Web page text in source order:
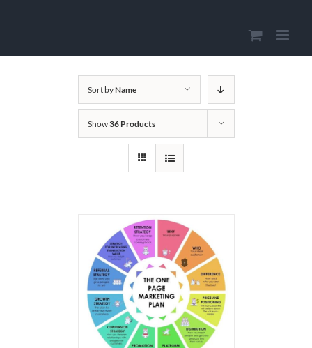
Sort byName
Show36 Products
ADD TO CART / DETAILS